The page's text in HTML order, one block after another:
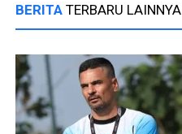
BERITA TERBARU LAINNYA